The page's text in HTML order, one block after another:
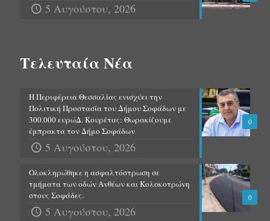
5 Αυγούστου, 2026
Τελευταία Νέα
0
Η Περιφέρεια Θεσσαλίας ενισχύει την
Πολιτική Προστασία του Δήμου Σοφάδων με
300.000 ευρώΔ. Κουρέτας: Θωρακίζουμε
έμπρακτα τον Δήμο Σοφάδων
5 Αυγούστου, 2026
0
Ολοκληρώθηκε η ασφαλτόστρωση σε
τμήματα των οδών Ανθέων και Κολοκοτρώνη
στους Σοφάδες.
5 Αυγούστου, 2026